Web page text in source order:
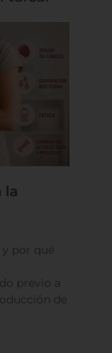
la
por qué
previo a
de